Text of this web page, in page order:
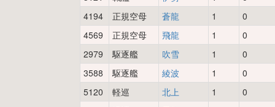
4194
正規空母 蒼龍 1
0
4569
正規空母 飛龍 1
0
2979
駆逐艦 吹雪 1
0
3588
駆逐艦 綾波 1
0
5120
軽巡 北上 1
0